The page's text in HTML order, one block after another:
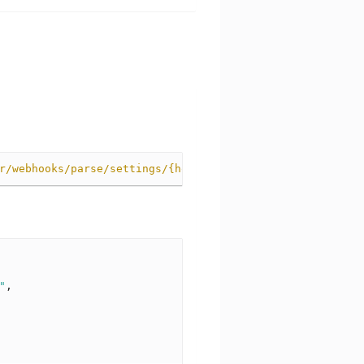
parse/settings/{hostname}
,